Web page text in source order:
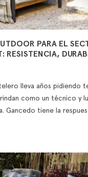
PARA EL
RESISTENCIA,
lleva años pidiendo
como un técnico y
Gancedo tiene la